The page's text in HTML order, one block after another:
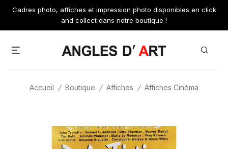
Skip
content
Cadres photo, affiches et impression photo disponibles en click
and collect dans notre boutique !
Accueil / Boutique / Affiches / Affiches Cinéma